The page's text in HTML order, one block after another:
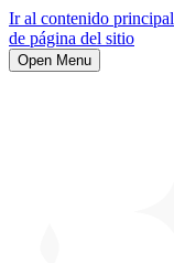
Ir al contenido principal
de página del sitio
Open Menu